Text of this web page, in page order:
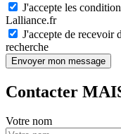
J'accepte les
Lalliance.fr
J'accepte de recevoir
recherche
Envoyer mon message
Contacter
Votre nom